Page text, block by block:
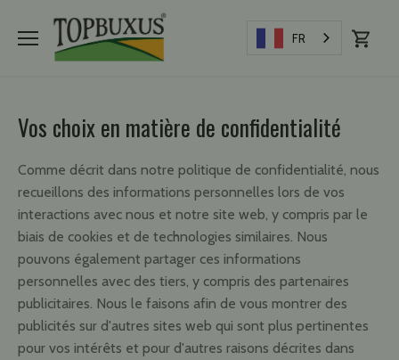
vers
FR
Vos choix en matière de confidentialité
Comme décrit dans notre politique de confidentialité, nous
recueillons des informations personnelles lors de vos
interactions avec nous et notre site web, y compris par le
biais de cookies et de technologies similaires. Nous
pouvons également partager ces informations
personnelles avec des tiers, y compris des partenaires
publicitaires. Nous le faisons afin de vous montrer des
publicités sur d'autres sites web qui sont plus pertinentes
pour vos intérêts et pour d'autres raisons décrites dans